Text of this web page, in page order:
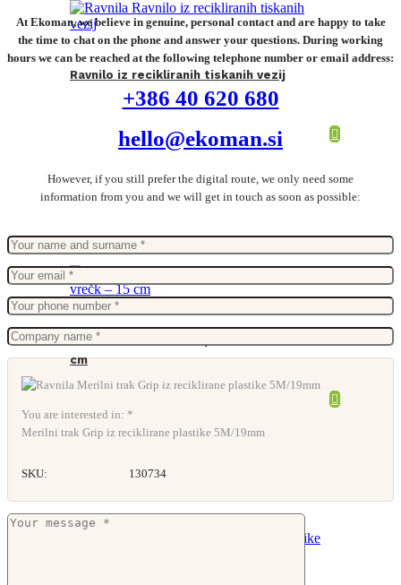
Ravnilo iz recikliranih tiskanih vezij
Ravnilo iz recikliranih plastičnih vrečk – 15
cm
At Ekoman, we believe in genuine, personal contact and are happy to take
the time to chat on the phone and answer your questions. During working
hours we can be reached at the following telephone number or email address:
+386 40 620 680
hello@ekoman.si
However, if you still prefer the digital route, we only need some
information from you and we will get in touch as soon as possible:
You are interested in: *
Merilni trak Grip iz reciklirane plastike 5M/19mm
SKU: 130734